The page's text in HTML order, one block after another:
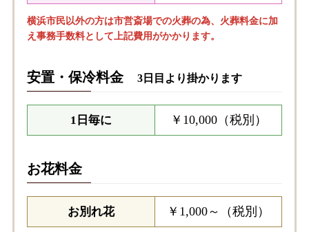
横浜市民以外の方は市営斎場での火葬の為、火葬料金に加
え事務手数料として上記費用がかかります。
安置・保冷料金 3日目より掛かります
1日毎に ￥10,000（税別）
お花料金
お別れ花 ￥1,000～（税別）